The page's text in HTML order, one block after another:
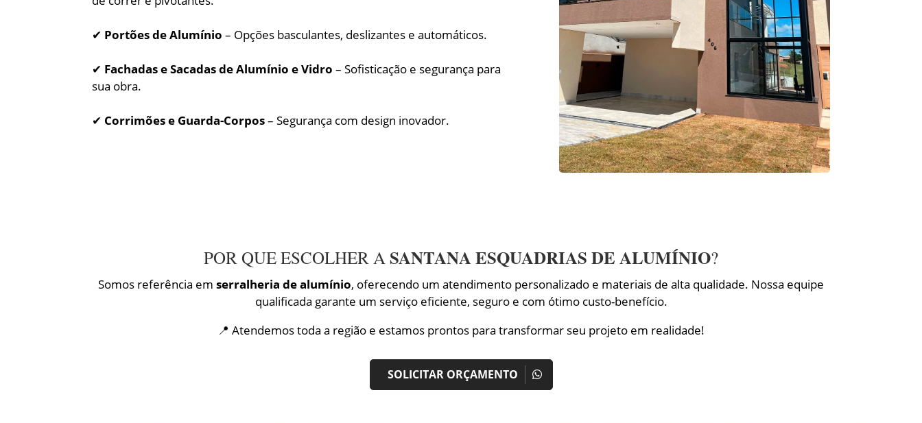
✔ Portões de Alumínio – Opções basculantes, deslizantes e automáticos.
✔ Fachadas e Sacadas de Alumínio e Vidro – Sofisticação e segurança para
sua obra.
✔ Corrimões e Guarda-Corpos– Segurança com design inovador.
POR QUE ESCOLHER ASANTANA ESQUADRIAS DE ALUMÍNIO?
Somos referência em serralheria de alumínio, oferecendo um atendimento personalizado e materiais de alta qualidade. Nossa equipe
qualificada garante um serviço eficiente, seguro e com ótimo custo-benefício.
📍 Atendemos toda a região e estamos prontos para transformar seu projeto em realidade!
SOLICITAR ORÇAMENTO